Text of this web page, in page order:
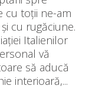
cu toții ne-am
cu rugăciune.
Italienilor
vă
să aducă
interioară,...